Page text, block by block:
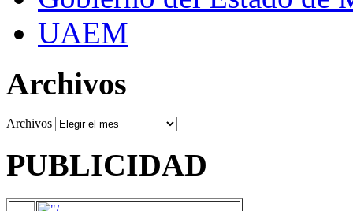
UAEM
Archivos
Archivos
PUBLICIDAD